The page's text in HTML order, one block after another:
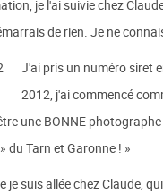
je l'ai suivie chez
de rien. Je ne
J'ai pris un numéro siret
2012, j'ai commencé
une BONNE
du Tarn et Garonne ! »
je suis allée chez Claude,